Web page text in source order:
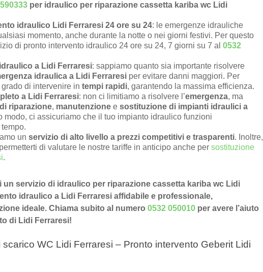
per idraulico per riparazione cassetta kariba wc Lidi
idraulico Lidi Ferraresi 24 ore su 24: le emergenze idrauliche
momento, anche durante la notte o nei giorni festivi. Per questo
di pronto intervento idraulico 24 ore su 24, 7 giorni su 7 al 0532
a Lidi Ferraresi: sappiamo quanto sia importante risolvere
idraulica a Lidi Ferraresi per evitare danni maggiori. Per
di intervenire in tempi rapidi, garantendo la massima efficienza.
a Lidi Ferraresi: non ci limitiamo a risolvere l’emergenza, ma
riparazione, manutenzione e sostituzione di impianti idraulici a
modo, ci assicuriamo che il tuo impianto idraulico funzioni
un servizio di alto livello a prezzi competitivi e trasparenti. Inoltre,
di valutare le nostre tariffe in anticipo anche per sostituzione
.
un servizio di idraulico per riparazione cassetta kariba wc Lidi
idraulico a Lidi Ferraresi affidabile e professionale,
ideale. Chiama subito al numero 0532 050010 per avere l’aiuto
di Lidi Ferraresi!
WC Lidi Ferraresi – Pronto intervento Geberit Lidi